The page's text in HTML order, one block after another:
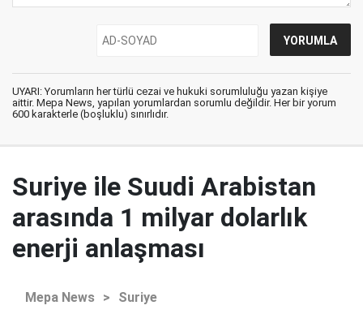
UYARI: Yorumların her türlü cezai ve hukuki sorumluluğu yazan kişiye
aittir. Mepa News, yapılan yorumlardan sorumlu değildir. Her bir yorum
600 karakterle (boşluklu) sınırlıdır.
Suriye ile Suudi Arabistan
arasında 1 milyar dolarlık
enerji anlaşması
Mepa News > Suriye